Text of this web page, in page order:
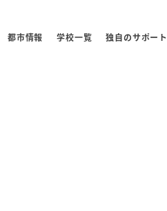
都市情報 学校一覧 独自のサポート